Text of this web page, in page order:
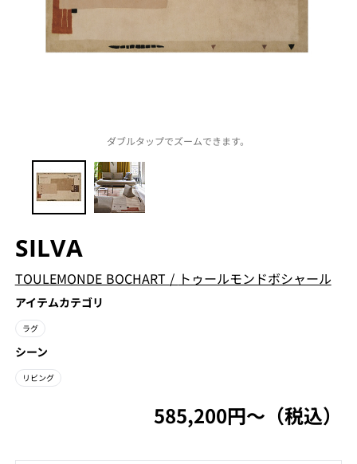
ダブルタップでズームできます。
SILVA
TOULEMONDE BOCHART / トゥールモンドボシャール
アイテムカテゴリ
ラグ
シーン
リビング
585,200円〜（税込）